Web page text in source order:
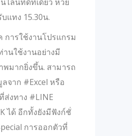
แทง 15.30น.
การใช้งานโปรแกรม
นใช้งานอย่างมี
พมากยิ่งขึ้น. สามารถ
จาก #Excel หรือ
ส่งทาง #LINE
ได้ อีกทั้งยังมีฟังก์ชั่
การออกตัวที่